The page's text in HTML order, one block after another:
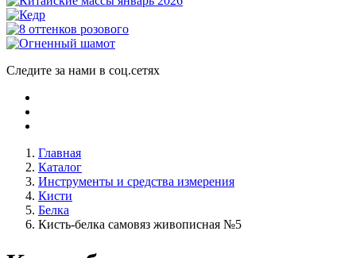
Следите за нами в соц.сетях
Главная
Каталог
Инструменты и средства измерения
Кисти
Белка
Кисть-белка самовяз живописная №5